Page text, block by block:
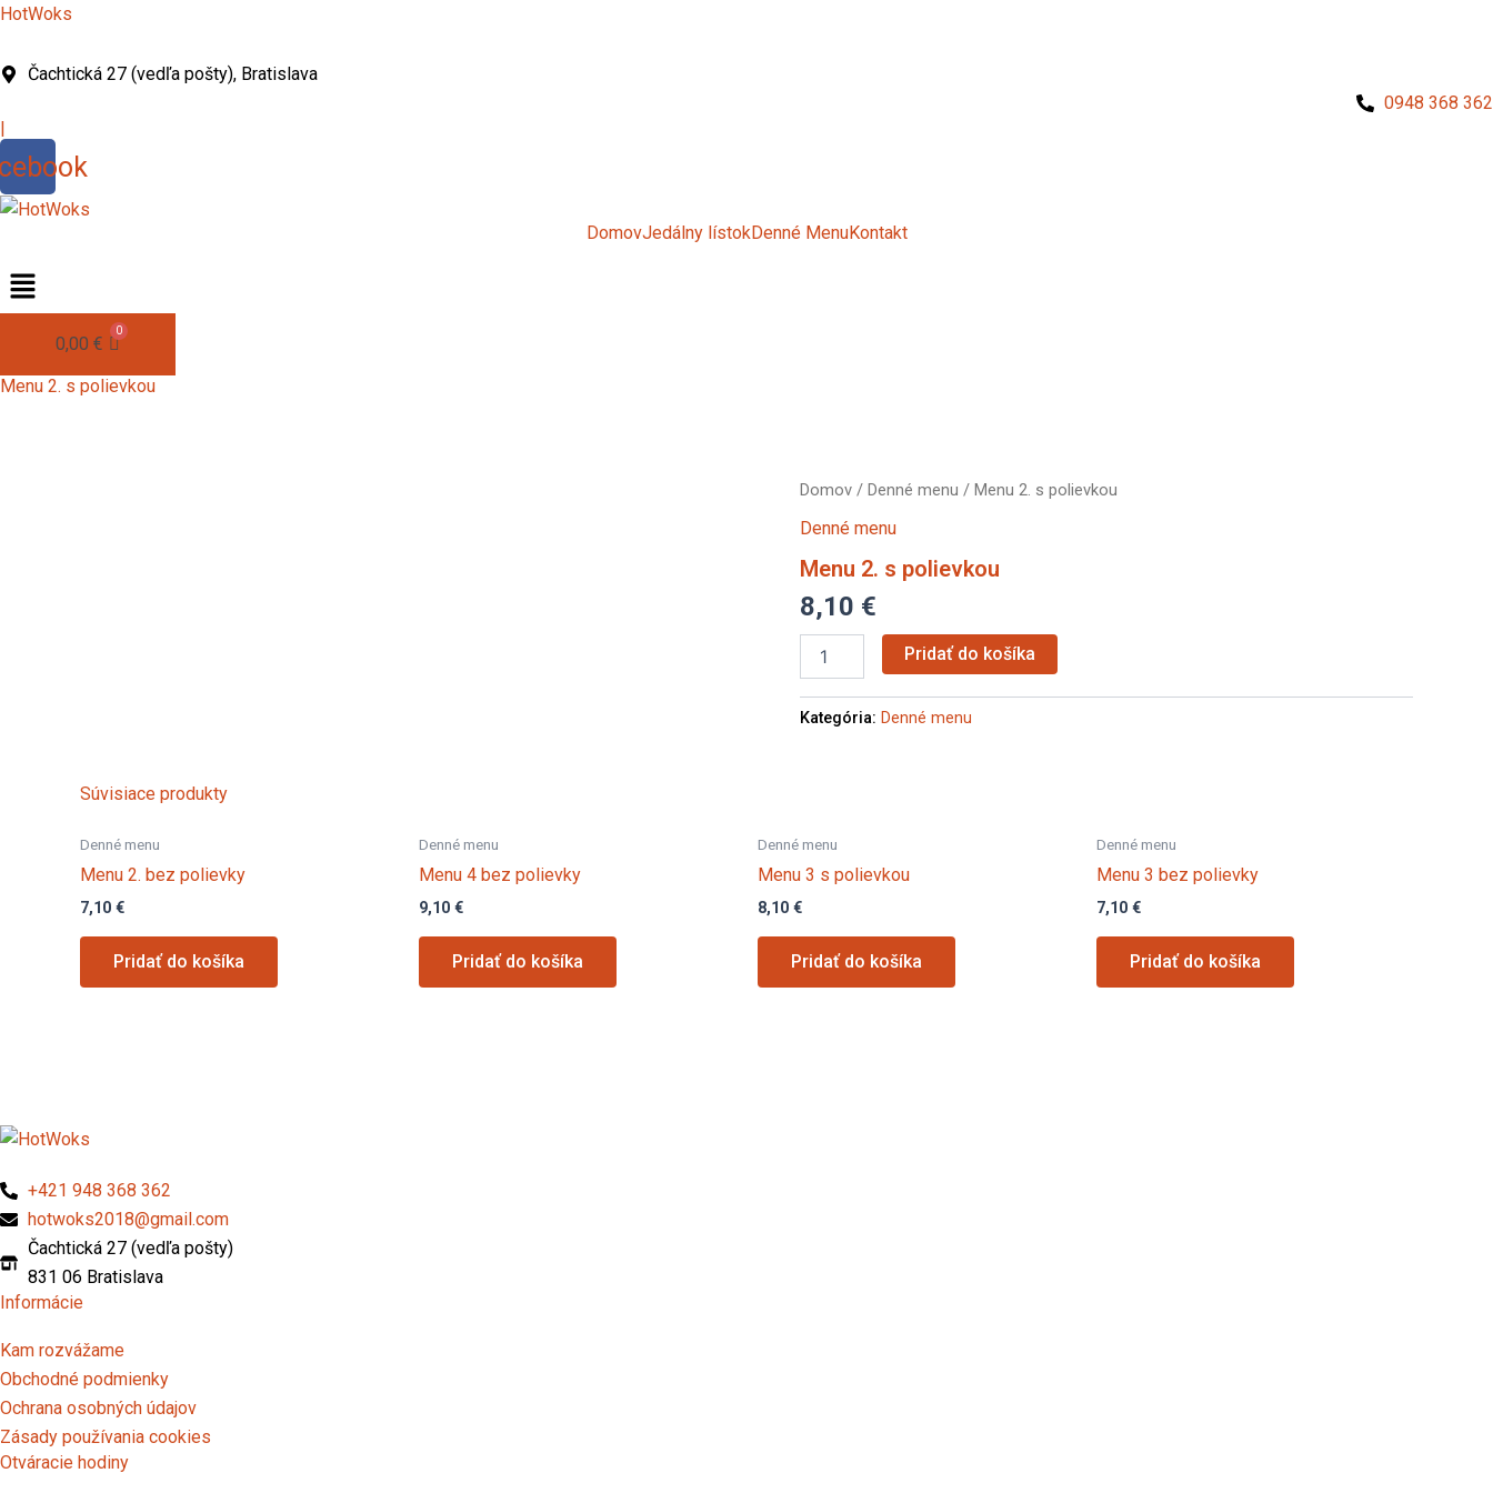
Preskočiť
obsah
HotWoks
Čachtická 27 (vedľa pošty), Bratislava
0948 368 362
|
DomovJedálny lístokDenné MenuKontakt
0,00 €
Menu 2. s polievkou
Domov / Denné menu / Menu 2. s polievkou
Denné menu
Menu 2. s polievkou
8,10 €
množstvo
2.
polievkou
Pridať do košíka
Kategória: Denné menu
Súvisiace produkty
Denné menu
Menu 2. bez polievky
7,10 €
Pridať do košíka
Denné menu
Menu 4 bez polievky
9,10 €
Pridať do košíka
Denné menu
Menu 3 s polievkou
8,10 €
Pridať do košíka
Denné menu
Menu 3 bez polievky
7,10 €
Pridať do košíka
+421 948 368 362
hotwoks2018@gmail.com
Čachtická 27 (vedľa pošty)
831 06 Bratislava
Informácie
Kam rozvážame
Obchodné podmienky
Ochrana osobných údajov
Zásady používania cookies
Otváracie hodiny